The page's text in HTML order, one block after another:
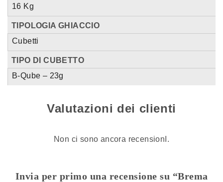
16 Kg
TIPOLOGIA GHIACCIO
Cubetti
TIPO DI CUBETTO
B-Qube – 23g
Valutazioni dei clienti
Non ci sono ancora recensionI.
Invia per primo una recensione su “Brema